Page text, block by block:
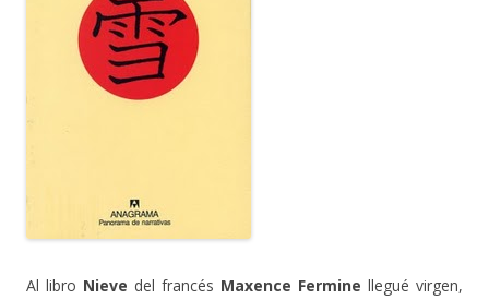
Al libro Nieve del francés Maxence Fermine llegué virgen,